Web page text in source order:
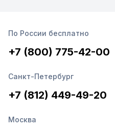
стандарта контроля за
По России бесплатно
+7 (800) 775-42-00
Санкт-Петербург
+7 (812) 449-49-20
Москва